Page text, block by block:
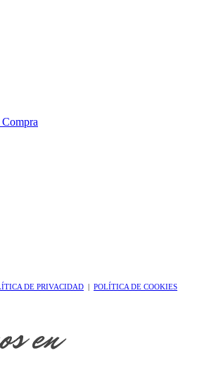
DE PRIVACIDAD POLÍTICA DE COOKIES